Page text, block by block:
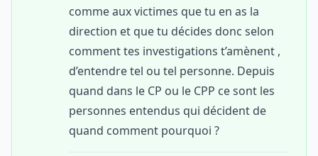
comme aux victimes que tu en as la
direction et que tu décides donc selon
comment tes investigations t’amènent ,
d’entendre tel ou tel personne. Depuis
quand dans le CP ou le CPP ce sont les
personnes entendus qui décident de
quand comment pourquoi ?